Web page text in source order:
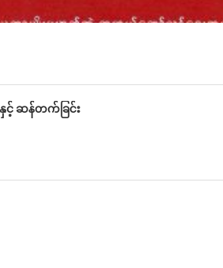
းနှင့် ဆန်တက်ခြင်း